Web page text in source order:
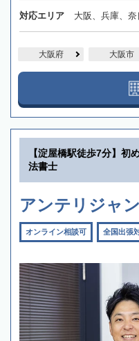
対応エリア 大阪、兵庫、
大阪府 大阪市
【淀屋橋駅徒歩7分】初
法書士
アンテリジャ
オンライン相談可 全国出張